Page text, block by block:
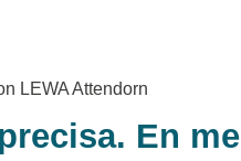
LEWA Attendorn
En